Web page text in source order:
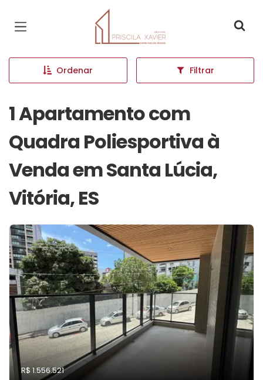
Página inicial
Ordenar Filtrar
1 Apartamento com
Quadra Poliesportiva à
Venda em Santa Lúcia,
Vitória, ES
R$ 1.556.521